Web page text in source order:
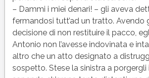
– Dammi i miei denari! – gli aveva
fermandosi tutt’ad un tratto. Avendo
decisione di non restituire il pacco,
Antonio non l’avesse indovinata e
altro che un atto designato a
sospetto. Stese la sinistra a